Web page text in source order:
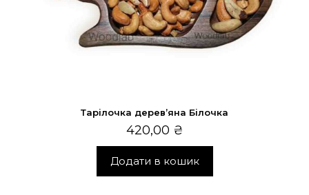
Тарілочка дерев’яна Білочка
420,00 ₴
Додати в кошик